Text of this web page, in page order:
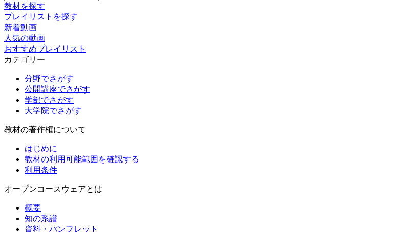
索:
教材を探す
プレイリストを探す
新着動画
人気の動画
おすすめプレイリスト
カテゴリー
分野でさがす
公開講座でさがす
学部でさがす
大学院でさがす
教材の著作権について
はじめに
教材の利用可能範囲を確認する
利用条件
オープンコースウェアとは
概要
知の系譜
資料・パンフレット